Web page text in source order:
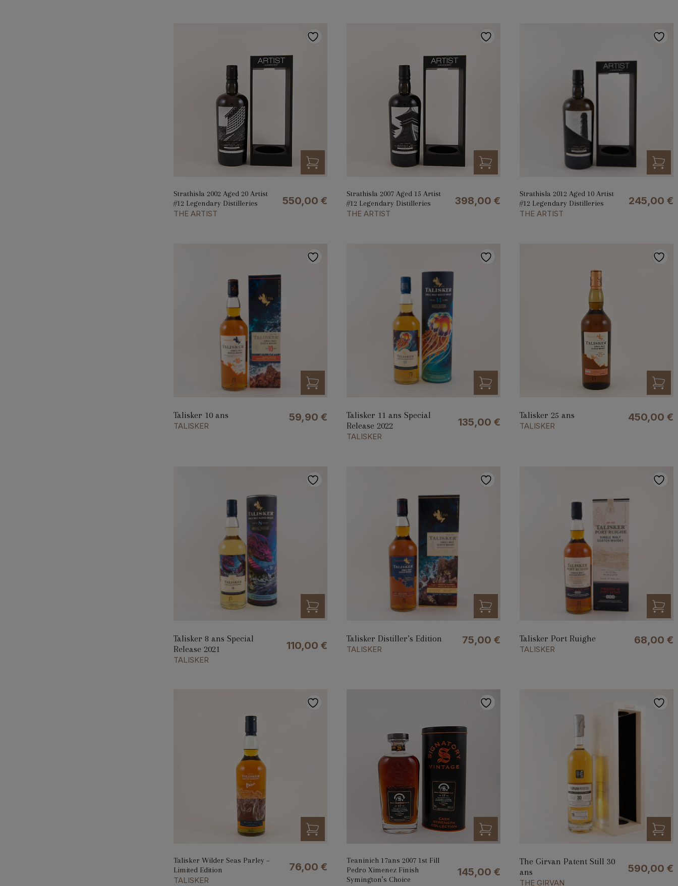
Strathisla 2002 Aged 20 Artist
#12 Legendary Distilleries
THE ARTIST
550,00 €
Strathisla 2007 Aged 15 Artist
#12 Legendary Distilleries
THE ARTIST
398,00 €
Strathisla 2012 Aged 10 Artist
#12 Legendary Distilleries
THE ARTIST
245,00 €
Talisker 10 ans
TALISKER
59,90 €
Talisker 11 ans Special
Release 2022
TALISKER
135,00 €
Talisker 25 ans
TALISKER
450,00 €
Talisker 8 ans Special
Release 2021
TALISKER
110,00 €
Talisker Distiller’s Edition
TALISKER
75,00 € Talisker Port Ruighe
TALISKER
68,00 €
Talisker Wilder Seas Parley –
Limited Edition
TALISKER
76,00 €
Teaninich 17ans 2007 1st Fill
Pedro Ximenez Finish
Symington’s Choice
145,00 €
The Girvan Patent Still 30
ans
THE GIRVAN
590,00 €